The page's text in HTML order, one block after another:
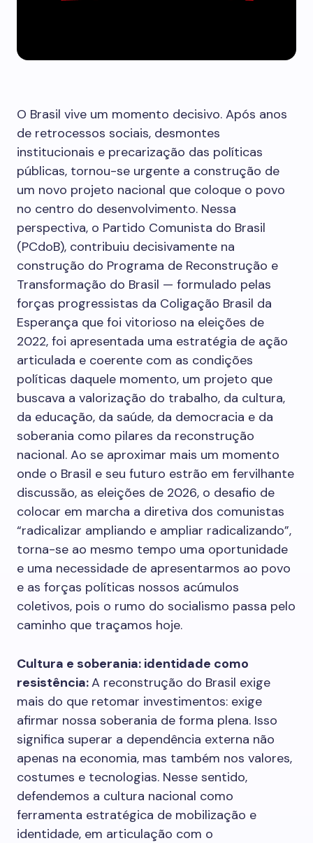
O Brasil vive um momento decisivo. Após anos
de retrocessos sociais, desmontes
institucionais e precarização das políticas
públicas, tornou-se urgente a construção de
um novo projeto nacional que coloque o povo
no centro do desenvolvimento. Nessa
perspectiva, o Partido Comunista do Brasil
(PCdoB), contribuiu decisivamente na
construção do Programa de Reconstrução e
Transformação do Brasil — formulado pelas
forças progressistas da Coligação Brasil da
Esperança que foi vitorioso na eleições de
2022, foi apresentada uma estratégia de ação
articulada e coerente com as condições
políticas daquele momento, um projeto que
buscava a valorização do trabalho, da cultura,
da educação, da saúde, da democracia e da
soberania como pilares da reconstrução
nacional. Ao se aproximar mais um momento
onde o Brasil e seu futuro estrão em fervilhante
discussão, as eleições de 2026, o desafio de
colocar em marcha a diretiva dos comunistas
“radicalizar ampliando e ampliar radicalizando”,
torna-se ao mesmo tempo uma oportunidade
e uma necessidade de apresentarmos ao povo
e as forças políticas nossos acúmulos
coletivos, pois o rumo do socialismo passa pelo
caminho que traçamos hoje.
Cultura e soberania: identidade como
resistência:A reconstrução do Brasil exige
mais do que retomar investimentos: exige
afirmar nossa soberania de forma plena. Isso
significa superar a dependência externa não
apenas na economia, mas também nos valores,
costumes e tecnologias. Nesse sentido,
defendemos a cultura nacional como
ferramenta estratégica de mobilização e
identidade, em articulação com o